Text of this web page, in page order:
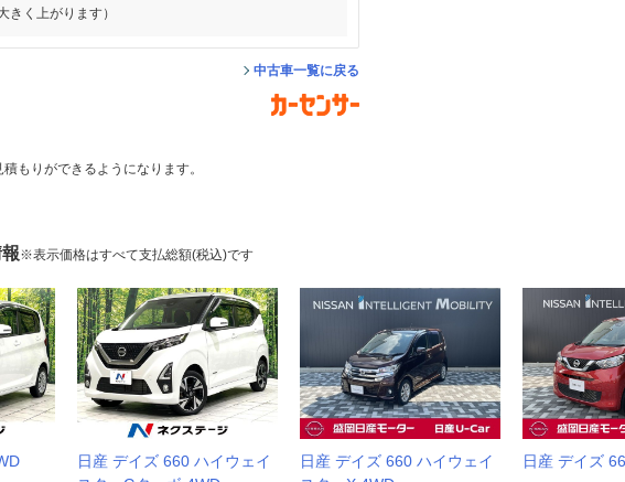
きく上がります）
中古車一覧に戻る
もりができるようになります。
※表示価格はすべて支払総額(税込)です
日産 デイズ 660 ハイウェイ
日産 デイズ 660 ハイウェイ
日産 デイズ